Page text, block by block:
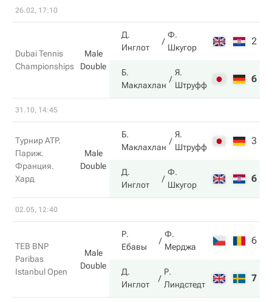
26.02, 17:10
Dubai Tennis
Championships
Male
Double
Д.
Инглот
Ф.
Шкугор
2
Б.
Маклахлан
Я.
Штруфф
6
31.10, 14:45
Турнир ATP.
Париж.
Франция.
Хард
Male
Double
Б.
Маклахлан
Я.
Штруфф
3
Д.
Инглот
Ф.
Шкугор
6
02.05, 12:40
TEB BNP
Paribas
Istanbul Open
Male
Double
Р.
Ебавы
Ф.
Мерджа
6
Д.
Инглот
Р.
Линдстедт
7